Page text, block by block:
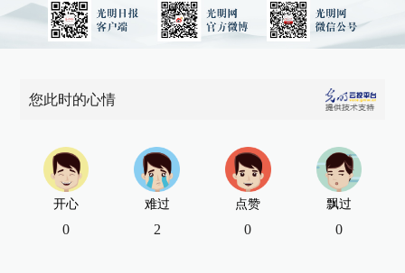
您此时的心情
开心
0
难过
2
点赞
0
飘过
0